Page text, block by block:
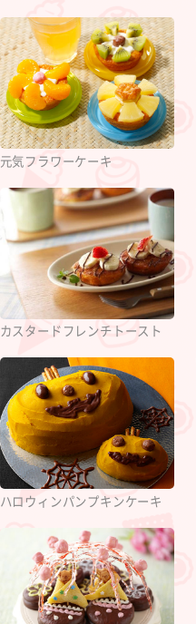
元気フラワーケーキ
カスタードフレンチトースト
ハロウィンパンプキンケーキ